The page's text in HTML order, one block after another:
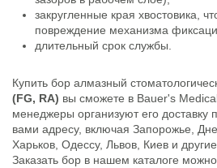
закругленные края хвостовика,
повреждение механизма
длительный срок службы.
Купить бор алмазный
(FG, RA) вы сможете в Bauer's
менеджеры организуют его доставку
вами адресу, включая Запорожье,
Харьков, Одессу, Львов, Киев и
Заказать бор в нашем каталоге